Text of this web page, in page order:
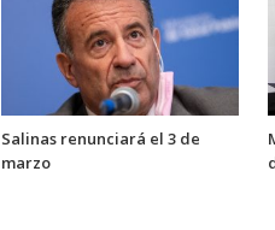
Salinas renunciará el 3 de
marzo